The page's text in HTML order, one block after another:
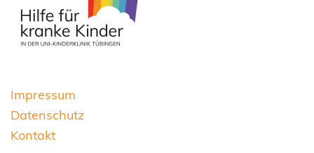
Impressum
Datenschutz
Kontakt